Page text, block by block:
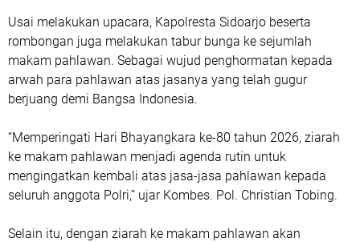
Usai melakukan upacara, Kapolresta Sidoarjo beserta
rombongan juga melakukan tabur bunga ke sejumlah
makam pahlawan. Sebagai wujud penghormatan kepada
arwah para pahlawan atas jasanya yang telah gugur
berjuang demi Bangsa Indonesia.
“Memperingati Hari Bhayangkara ke-80 tahun 2026, ziarah
ke makam pahlawan menjadi agenda rutin untuk
mengingatkan kembali atas jasa-jasa pahlawan kepada
seluruh anggota Polri,” ujar Kombes. Pol. Christian Tobing.
Selain itu, dengan ziarah ke makam pahlawan akan